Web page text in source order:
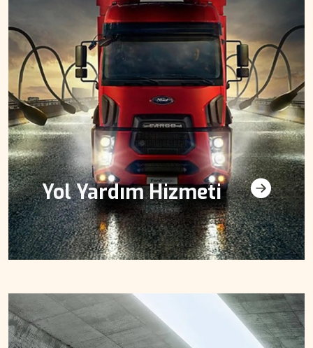
Yol Yardım Hizmeti